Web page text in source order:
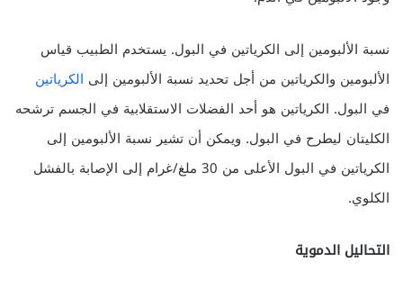
نسبة الألبومين إلى الكرياتين في البول. يستخدم الطبيب قياس
الألبومين والكرياتين من أجل تحديد نسبة الألبومين إلى الكرياتين
في البول. الكرياتين هو أحد الفضلات الاستقلابية في الجسم ترشحه
الكليتان ليطرح في البول. ويمكن أن تشير نسبة الألبومين إلى
الكرياتين في البول الأعلى من 30 ملغ/غرام إلى الإصابة بالفشل
الكلوي.
التحاليل الدموية